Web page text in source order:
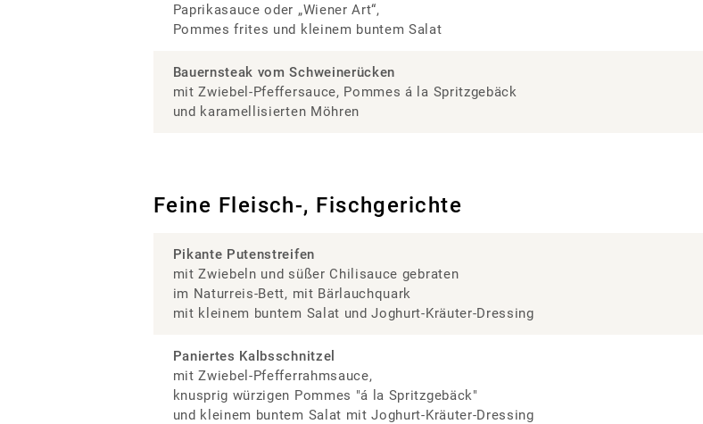
Paprikasauce oder „Wiener Art“,
Pommes frites und kleinem buntem Salat
Bauernsteak vom Schweinerücken
mit Zwiebel-Pfeffersauce, Pommes á la Spritzgebäck
und karamellisierten Möhren
Feine Fleisch-, Fischgerichte
Pikante Putenstreifen
mit Zwiebeln und süßer Chilisauce gebraten
im Naturreis-Bett, mit Bärlauchquark
mit kleinem buntem Salat und Joghurt-Kräuter-Dressing
Paniertes Kalbsschnitzel
mit Zwiebel-Pfefferrahmsauce,
knusprig würzigen Pommes "á la Spritzgebäck"
und kleinem buntem Salat mit Joghurt-Kräuter-Dressing